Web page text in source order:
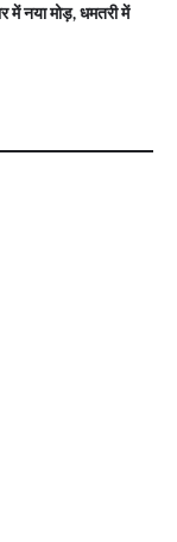
नया मोड़, धमतरी में